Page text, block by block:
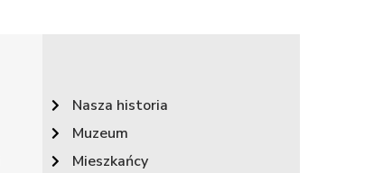
Nasza historia
Muzeum
Mieszkańcy